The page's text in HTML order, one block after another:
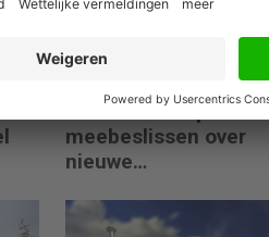
04 augustus 2026
ECB laat Europeanen
meebeslissen over
nieuwe